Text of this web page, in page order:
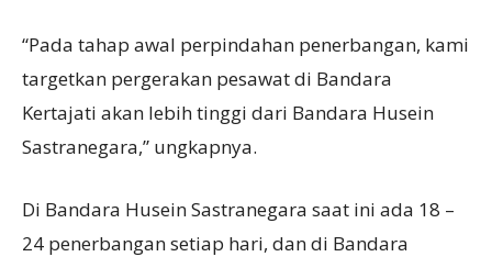
“Pada tahap awal perpindahan penerbangan, kami
targetkan pergerakan pesawat di Bandara
Kertajati akan lebih tinggi dari Bandara Husein
Sastranegara,” ungkapnya.
Di Bandara Husein Sastranegara saat ini ada 18 –
24 penerbangan setiap hari, dan di Bandara